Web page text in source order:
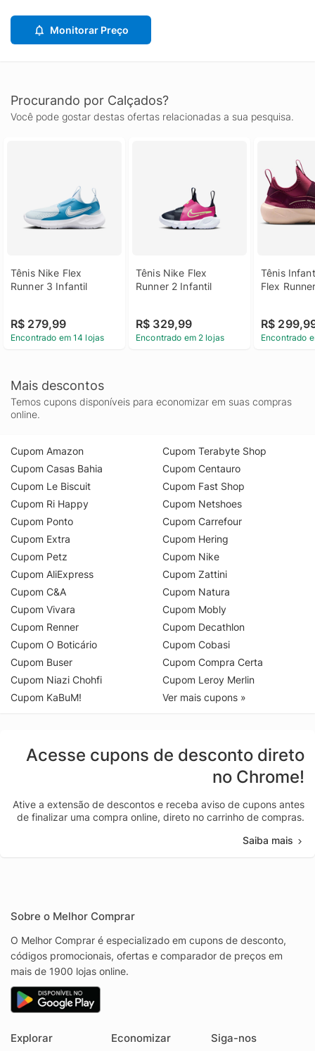
Monitorar Preço
Procurando por Calçados?
Você pode gostar destas ofertas relacionadas a sua pesquisa.
Tênis Nike Flex
Runner 3 Infantil
R$ 279,99
Encontrado em 14 lojas
Tênis Nike Flex
Runner 2 Infantil
R$ 329,99
Encontrado em 2 lojas
Tênis
Flex
R$
Encontrado
Mais descontos
Temos cupons disponíveis para economizar em suas compras
online.
Cupom Amazon
Cupom Casas Bahia
Cupom Le Biscuit
Cupom Ri Happy
Cupom Ponto
Cupom Extra
Cupom Petz
Cupom AliExpress
Cupom C&A
Cupom Vivara
Cupom Renner
Cupom O Boticário
Cupom Buser
Cupom Niazi Chohfi
Cupom KaBuM!
Cupom Terabyte Shop
Cupom Centauro
Cupom Fast Shop
Cupom Netshoes
Cupom Carrefour
Cupom Hering
Cupom Nike
Cupom Zattini
Cupom Natura
Cupom Mobly
Cupom Decathlon
Cupom Cobasi
Cupom Compra Certa
Cupom Leroy Merlin
Ver mais cupons »
Acesse cupons de desconto direto
no Chrome!
Ative a extensão de descontos e receba aviso de cupons antes
de finalizar uma compra online, direto no carrinho de compras.
Saiba mais
Sobre o Melhor Comprar
O Melhor Comprar é especializado em cupons de desconto,
códigos promocionais, ofertas e comparador de preços em
mais de 1900 lojas online.
Explorar Economizar Siga-nos